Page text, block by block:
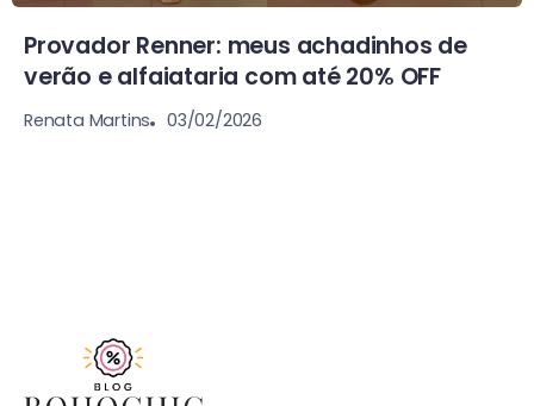
Provador Renner: meus achadinhos de
verão e alfaiataria com até 20% OFF
Renata Martins 03/02/2026